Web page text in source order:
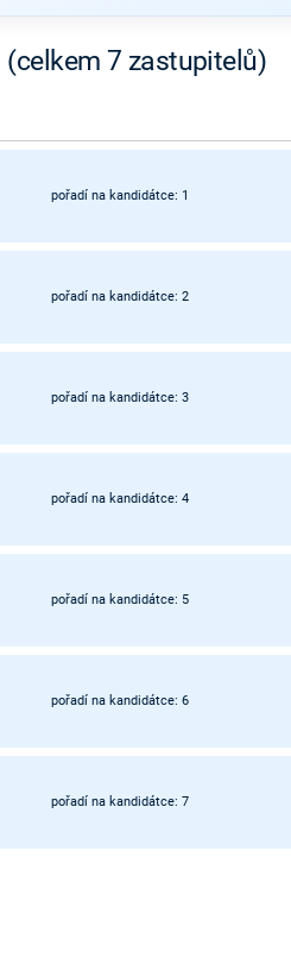
(celkem 7 zastupitelů)
pořadí na kandidátce: 1
pořadí na kandidátce: 2
pořadí na kandidátce: 3
pořadí na kandidátce: 4
pořadí na kandidátce: 5
pořadí na kandidátce: 6
pořadí na kandidátce: 7